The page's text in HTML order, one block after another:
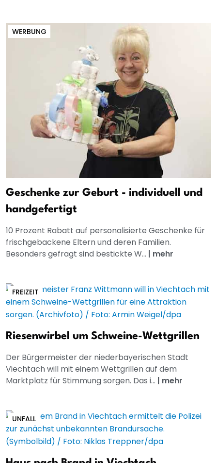
WERBUNG
Geschenke zur Geburt - individuell und
handgefertigt
10 Prozent Rabatt auf personalisierte Geschenke für
frischgebackene Eltern und deren Familien.
Besonders gefragt sind bestickte W... | mehr
FREIZEIT
Riesenwirbel um Schweine-Wettgrillen
Der Bürgermeister der niederbayerischen Stadt
Viechtach will mit einem Wettgrillen auf dem
Marktplatz für Stimmung sorgen. Das i... | mehr
UNFALL